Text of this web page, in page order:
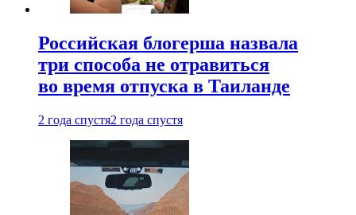
Российская блогерша назвала
три способа не отравиться
во время отпуска в Таиланде
2 года спустя2 года спустя